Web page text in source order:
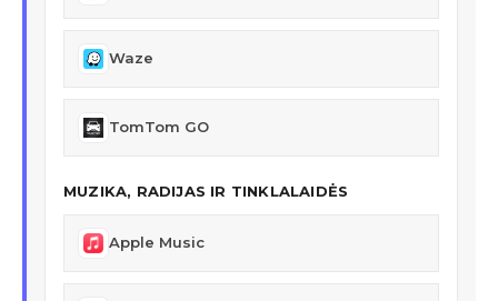
Waze
TomTom GO
MUZIKA, RADIJAS IR TINKLALAIDĖS
Apple Music